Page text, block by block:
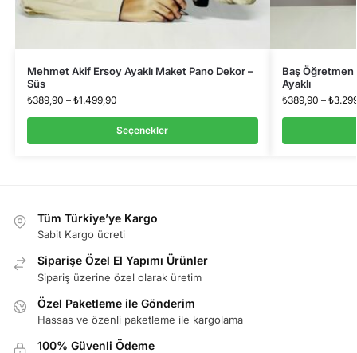
Mehmet Akif Ersoy Ayaklı Maket Pano Dekor –
Süs
₺389,90 – ₺1.499,90
Seçenekler
Baş Öğretmen
Ayaklı
₺389,90 – ₺
Tüm Türkiye’ye Kargo
Sabit Kargo ücreti
Siparişe Özel El Yapımı Ürünler
Sipariş üzerine özel olarak üretim
Özel Paketleme ile Gönderim
Hassas ve özenli paketleme ile kargolama
100% Güvenli Ödeme